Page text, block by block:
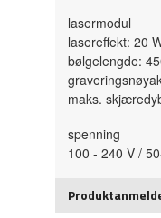
lasermodul
lasereffekt: 20
bølgelengde:
maks.
spenning
100 - 240 V /